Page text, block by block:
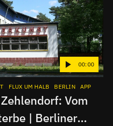
00:00
FLUX UM HALB BERLIN APP
Vom
| Berliner